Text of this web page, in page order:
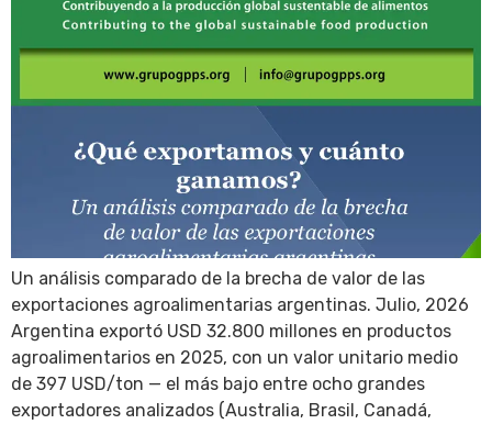
Un análisis comparado de la brecha de valor de las
exportaciones agroalimentarias argentinas. Julio, 2026
Argentina exportó USD 32.800 millones en productos
agroalimentarios en 2025, con un valor unitario medio
de 397 USD/ton — el más bajo entre ocho grandes
exportadores analizados (Australia, Brasil, Canadá,